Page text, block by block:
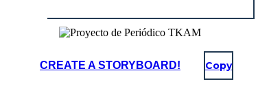
CREATE A STORYBOARD! Copy